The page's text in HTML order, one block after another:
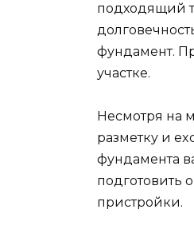
подходящий
фундамент.
участке.
Несмотря на
разметку и
фундамента
подготовить
пристройки.